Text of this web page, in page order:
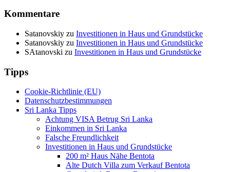
Kommentare
Satanovskiy zu Investitionen in Haus und Grundstücke
Satanovskiy zu Investitionen in Haus und Grundstücke
SAtanovski zu Investitionen in Haus und Grundstücke
Tipps
Cookie-Richtlinie (EU)
Datenschutzbestimmungen
Sri Lanka Tipps
Achtung VISA Betrug Sri Lanka
Einkommen in Sri Lanka
Falsche Freundlichkeit
Investitionen in Haus und Grundstücke
200 m² Haus Nähe Bentota
Alte Dutch Villa zum Verkauf Bentota